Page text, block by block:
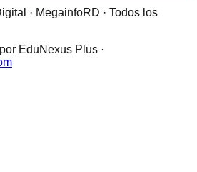
· MegainfoRD · Todos los
EduNexus Plus ·